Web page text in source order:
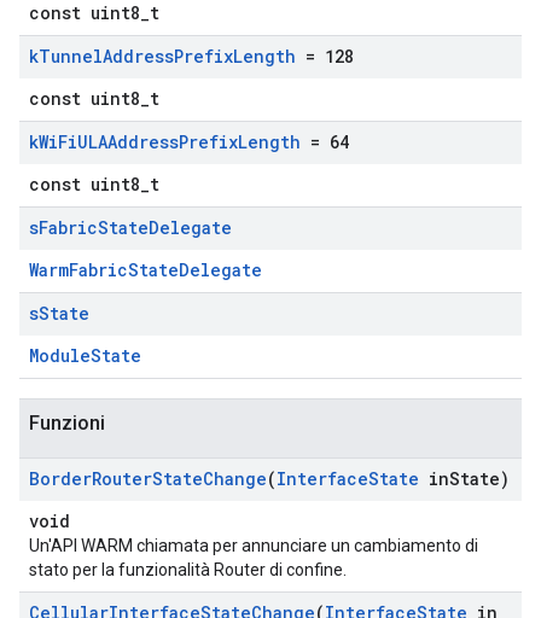
const uint8_t
kTunnelAddressPrefixLength = 128
const uint8_t
kWiFiULAAddressPrefixLength = 64
const uint8_t
sFabricStateDelegate
WarmFabricStateDelegate
sState
ModuleState
Funzioni
BorderRouterStateChange(InterfaceState inState)
void
Un'API WARM chiamata per annunciare un cambiamento di
stato per la funzionalità Router di confine.
CellularInterfaceStateChange(InterfaceState in